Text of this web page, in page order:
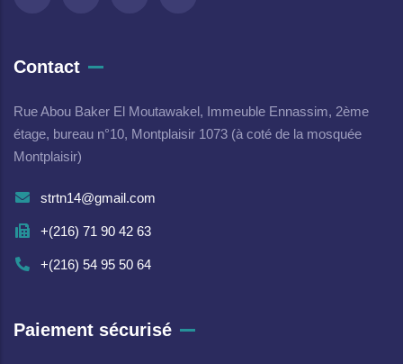
Contact
Rue Abou Baker El Moutawakel, Immeuble Ennassim, 2ème
étage, bureau n°10, Montplaisir 1073 (à coté de la mosquée
Montplaisir)
strtn14@gmail.com
+(216) 71 90 42 63
+(216) 54 95 50 64
Paiement sécurisé